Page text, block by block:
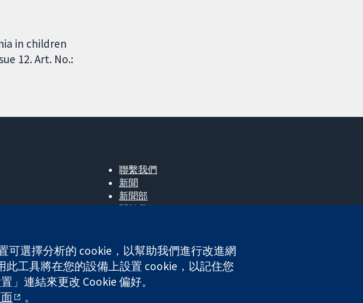
in children
12. Art. No.:
聯繫我們
新聞
新聞部
關於我們
in England & Wales. VAT registration number GB 718 2127 49.
可選擇分析的 cookie，以幫助我們進行改進網
工具將在您的設備上設置 cookie，以記住您
」連結來更改 Cookie 偏好。
。